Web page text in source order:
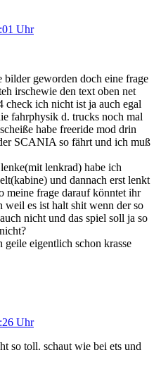
Uhr
bilder geworden doch eine frage
irschewie den text oben net
check ich nicht ist ja auch egal
fahrphysik d. trucks noch mal
habe freeride mod drin
SCANIA so fährt und ich muß
lenkrad) habe ich
und dannach erst lenkt
meine frage darauf könntet ihr
weil es ist halt shit wenn der so
nicht und das spiel soll ja so
geile eigentlich schon krasse
Uhr
so toll. schaut wie bei ets und